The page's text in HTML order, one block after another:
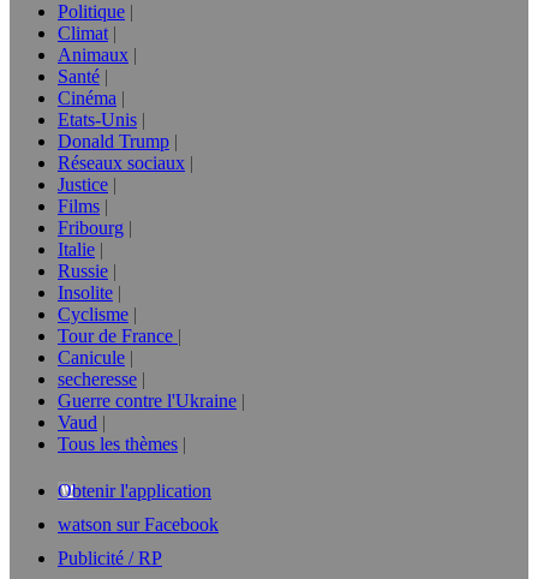
Politique
Climat
Animaux
Santé
Cinéma
Etats-Unis
Donald Trump
Réseaux sociaux
Justice
Films
Fribourg
Italie
Russie
Insolite
Cyclisme
Tour de France
Canicule
secheresse
Guerre contre l'Ukraine
Vaud
Tous les thèmes
Obtenir l'application
watson sur Facebook
Publicité / RP